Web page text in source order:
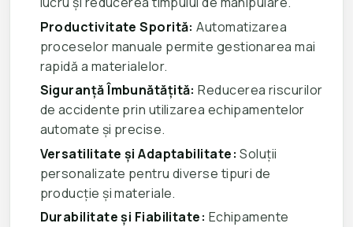
Productivitate Sporită: Automatizarea
proceselor manuale permite gestionarea mai
rapidă a materialelor.
Siguranță Îmbunătățită: Reducerea riscurilor
de accidente prin utilizarea echipamentelor
automate și precise.
Versatilitate și Adaptabilitate: Soluții
personalizate pentru diverse tipuri de
producție și materiale.
Durabilitate și Fiabilitate: Echipamente